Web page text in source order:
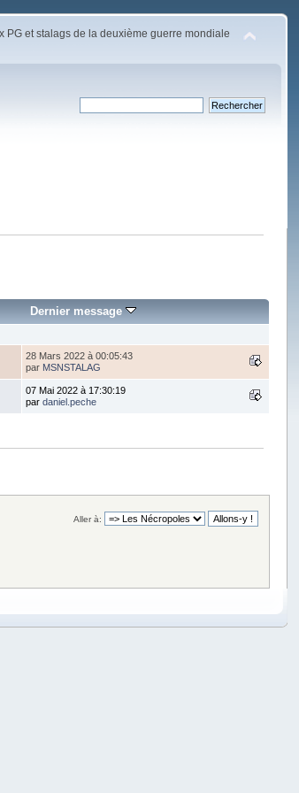
PG et stalags de la deuxième guerre mondiale
Dernier message
28 Mars 2022 à 00:05:43
par MSNSTALAG
07 Mai 2022 à 17:30:19
pardaniel.peche
Aller à: